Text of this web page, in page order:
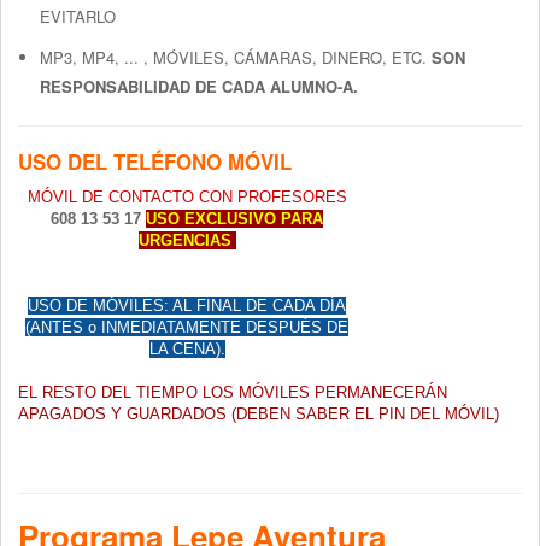
EVITARLO
MP3, MP4, ... , MÓVILES, CÁMARAS, DINERO, ETC. SON
RESPONSABILIDAD DE CADA ALUMNO-A.
USO DEL TELÉFONO MÓVIL
MÓVIL DE CONTACTO CON PROFESORES
608 13 53 17 USO EXCLUSIVO PARA
URGENCIAS
USO DE MÓVILES: AL FINAL DE CADA DÍA
(ANTES o INMEDIATAMENTE DESPUÉS DE
LA CENA).
EL RESTO DEL TIEMPO LOS MÓVILES PERMANECERÁN
APAGADOS Y GUARDADOS (DEBEN SABER EL PIN DEL MÓVIL)
Programa Lepe Aventura